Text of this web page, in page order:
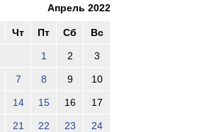
Апрель 2022
Чт Пт Сб Вс
1 2 3
7 8 9 10
14 15 16 17
21 22 23 24